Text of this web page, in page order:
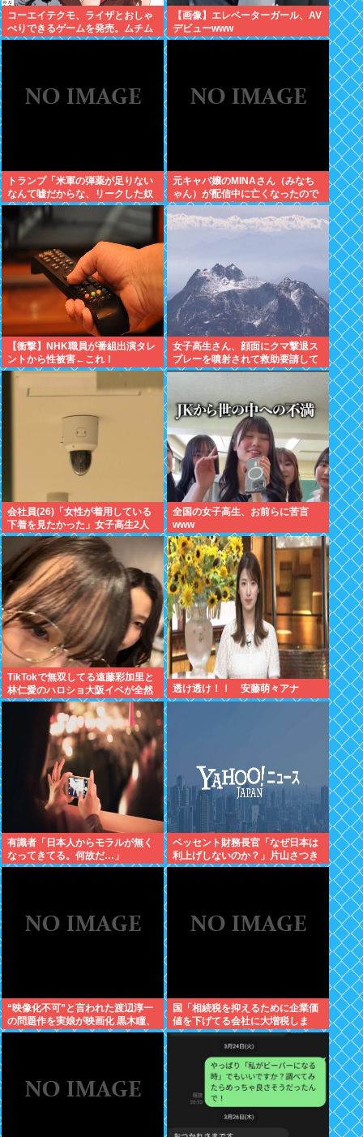
コーエイテクモ、ライザとおしゃ
べりできるゲームを発売。ムチム
チムワァ
【画像】エレベーターガール、AV
デビューwww
トランプ「米軍の弾薬が足りない
なんて嘘だからな、リークした奴
は懲役刑だ！」
元キャバ嬢のMINAさん（みなち
ゃん）が配信中に亡くなったので
はないかとX上で話題に（※動画
あり）
【衝撃】NHK職員が番組出演タレ
ントから性被害←これ！
女子高生さん、顔面にクマ撃退ス
プレーを噴射されて救助要請して
しまう
会社員(26)「女性が着用している
下着を見たかった」女子高生2人
の下着を盗撮
全国の女子高生、お前らに苦言
www
TikTokで無双してる遠藤彩加里と
林仁愛のハロショ大阪イベが全然
売り切れないのは何故？ボトム2
透け透け！！ 安藤萌々アナ
有識者「日本人からモラルが無く
なってきてる。何故だ…」
ベッセント財務長官「なぜ日本は
利上げしないのか？」片山さつき
との会談で激怒していた
“映像化不可”と言われた渡辺淳一
の問題作を実娘が映画化 黒木瞳、
西岡徳馬、吉田羊が出演
国「相続税を抑えるために企業価
値を下げてる会社に大増税しま
す。低PBRの会社は大増税を覚悟